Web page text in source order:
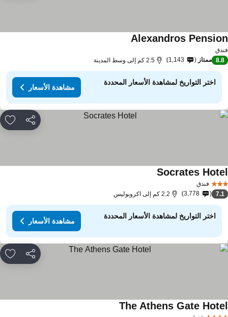
Alexandros مشاهدة الأسعار
8.8 ممتاز 1,143 2.5 كم إلى وسط المدينة
اختر التواريخ لمشاهدة الأسعار المحددة
مشاهدة الأسعار
مشاركة
فندق
Socratesمشاهدة الأسعار
7.1
3,778 2.2 كم إلى اكروبوليس
اختر التواريخ لمشاهدة الأسعار المحددة
مشاهدة الأسعار
مشاركة
The Athens Gateمشاهدة الأسعار